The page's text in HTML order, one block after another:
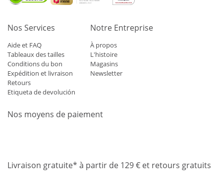
Nos Services
Aide et FAQ
Tableaux des tailles
Conditions du bon
Expédition et livraison
Retours
Etiqueta de devolución
Notre Entreprise
À propos
L'histoire
Magasins
Newsletter
Nos moyens de paiement
Livraison gratuite* à partir de 129 € et retours gratuits